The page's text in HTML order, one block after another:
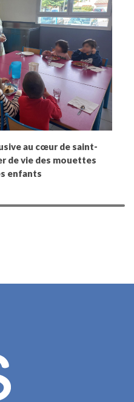
au cœur de saint-
de vie des mouettes
enfants